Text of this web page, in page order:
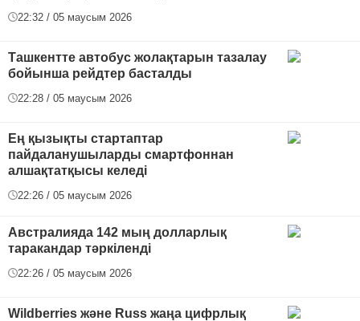
22:32 / 05 маусым 2026
Ташкентте автобус жолақтарын тазалау
бойынша рейдтер басталды
22:28 / 05 маусым 2026
Ең қызықты стартаптар
пайдаланушыларды смартфоннан
алшақтатқысы келеді
22:26 / 05 маусым 2026
Австралияда 142 мың долларлық
таракандар тәркіленді
22:26 / 05 маусым 2026
Wildberries және Russ жаңа цифрлық